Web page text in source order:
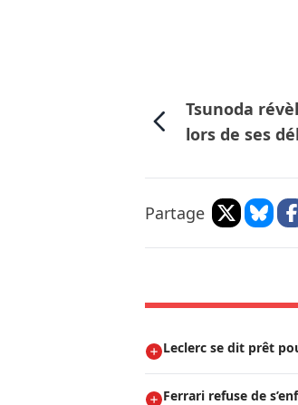
Tsunoda
lors de ses
Partage
Leclerc se dit prêt
Ferrari refuse de